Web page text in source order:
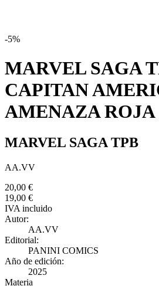
Año de edición:
Materia
Marvel
ISBN:
978-84-1051-913-8
Páginas:
224
Rústica
19,00 €
IVA incluido
Reservar
Añadir a favoritos
Sinopsis
El equipo creativo que ha reinventado al
ofrece la aventura que cierra una de las